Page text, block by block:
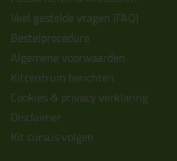
Veel gestelde vragen (FAQ)
Bestelprocedure
Algemene voorwaarden
Kitcentrum berichten
Cookies & privacy verklaring
Disclaimer
Kit cursus volgen